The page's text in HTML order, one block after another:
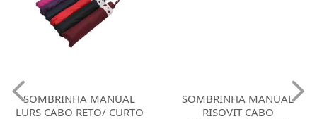
SOMBRINHA MANUAL
LURS CABO RETO/ CURTO
SOMBRINHA MANUAL
RISOVIT CABO